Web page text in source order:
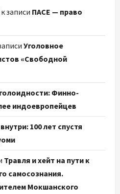
к записи ПАСЕ — право
Уголовное
«Свободной
Финно-
индоевропейцев
100 лет спустя
Травля и хейт на пути к
самосознания.
Мокшанского